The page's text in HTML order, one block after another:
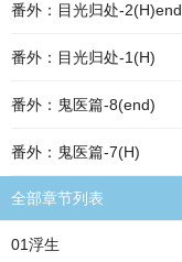
番外：目光归处-2(H)end
番外：目光归处-1(H)
番外：鬼医篇-8(end)
番外：鬼医篇-7(H)
全部章节列表
01浮生